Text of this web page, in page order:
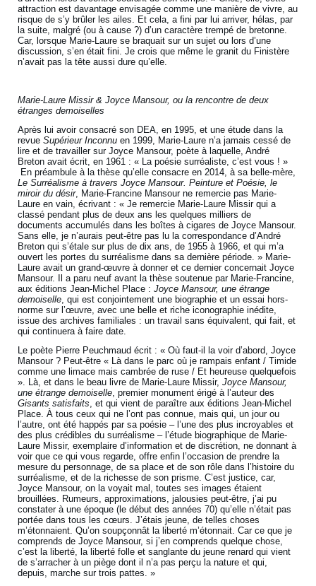
attraction est davantage envisagée comme une manière de vivre, au
risque de s’y brûler les ailes. Et cela, a fini par lui arriver, hélas, par
la suite, malgré (ou à cause ?) d’un caractère trempé de bretonne.
Car, lorsque Marie-Laure se braquait sur un sujet ou lors d’une
discussion, s’en était fini. Je crois que même le granit du Finistère
n’avait pas la tête aussi dure qu’elle.
Marie-Laure Missir & Joyce Mansour, ou la rencontre de deux
étranges demoiselles
Après lui avoir consacré son DEA, en 1995, et une étude dans la
revueSupérieur Inconnu en 1999, Marie-Laure n’a jamais cessé de
lire et de travailler sur Joyce Mansour, poète à laquelle, André
Breton avait écrit, en 1961 : « La poésie surréaliste, c’est vous ! »
En préambule à la thèse qu’elle consacre en 2014, à sa belle-mère,
Le Surréalisme à travers Joyce Mansour. Peinture et Poésie, le
miroir du désir, Marie-Francine Mansour ne remercie pas Marie-
Laure en vain, écrivant : « Je remercie Marie-Laure Missir qui a
classé pendant plus de deux ans les quelques milliers de
documents accumulés dans les boîtes à cigares de Joyce Mansour.
Sans elle, je n’aurais peut-être pas lu la correspondance d’André
Breton qui s’étale sur plus de dix ans, de 1955 à 1966, et qui m’a
ouvert les portes du surréalisme dans sa dernière période. » Marie-
Laure avait un grand-œuvre à donner et ce dernier concernait Joyce
Mansour. Il a paru neuf avant la thèse soutenue par Marie-Francine,
aux éditions Jean-Michel Place :Joyce Mansour, une étrange
demoiselle, qui est conjointement une biographie et un essai hors-
norme sur l’œuvre, avec une belle et riche iconographie inédite,
issue des archives familiales : un travail sans équivalent, qui fait, et
qui continuera à faire date.
Le poète Pierre Peuchmaud écrit : « Où faut-il la voir d’abord, Joyce
Mansour ? Peut-être « Là dans le parc où je rampais enfant / Timide
comme une limace mais cambrée de ruse / Et heureuse quelquefois
». Là, et dans le beau livre de Marie-Laure Missir,Joyce Mansour,
une étrange demoiselle, premier monument érigé à l’auteur des
Gisants satisfaits, et qui vient de paraître aux éditions Jean-Michel
Place. À tous ceux qui ne l’ont pas connue, mais qui, un jour ou
l’autre, ont été happés par sa poésie – l’une des plus incroyables et
des plus crédibles du surréalisme – l’étude biographique de Marie-
Laure Missir, exemplaire d’information et de discrétion, ne donnant à
voir que ce qui vous regarde, offre enfin l’occasion de prendre la
mesure du personnage, de sa place et de son rôle dans l’histoire du
surréalisme, et de la richesse de son prisme. C’est justice, car,
Joyce Mansour, on la voyait mal, toutes ses images étaient
brouillées. Rumeurs, approximations, jalousies peut-être, j’ai pu
constater à une époque (le début des années 70) qu’elle n’était pas
portée dans tous les cœurs. J’étais jeune, de telles choses
m’étonnaient. Qu’on soupçonnât la liberté m’étonnait. Car ce que je
comprends de Joyce Mansour, si j’en comprends quelque chose,
c’est la liberté, la liberté folle et sanglante du jeune renard qui vient
de s’arracher à un piège dont il n’a pas perçu la nature et qui,
depuis, marche sur trois pattes. »